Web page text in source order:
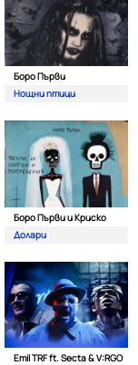
Боро Първи
Нощни птици
Боро Първи и Криско
Долари
Emil TRF ft. Secta & V:RGO